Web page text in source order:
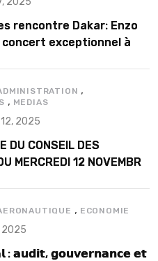
rencontre Dakar: Enzo
exceptionnel à
,
, MEDIAS
2025
DU CONSEIL DES
MERCREDI 12 NOVEMBRE
, ECONOMIE
2025
: 𝗮𝘂𝗱𝗶𝘁, 𝗴𝗼𝘂𝘃𝗲𝗿𝗻𝗮𝗻𝗰𝗲 𝗲𝘁